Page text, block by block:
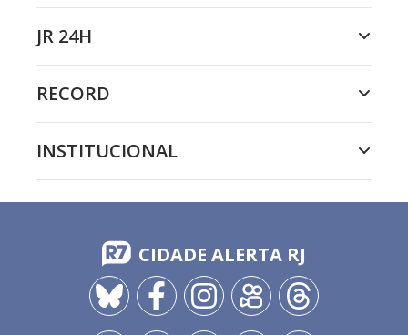
JR 24H
RECORD
INSTITUCIONAL
CIDADE ALERTA RJ